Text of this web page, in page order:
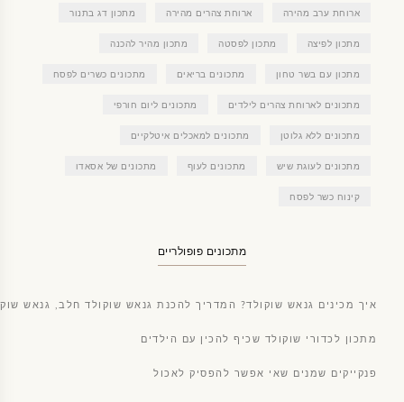
ארוחת ערב מהירה ארוחת צהרים מהירה מתכון דג בתנור
מתכון לפיצה מתכון לפסטה מתכון מהיר להכנה
מתכון עם בשר טחון מתכונים בריאים מתכונים כשרים לפסח
מתכונים לארוחת צהרים לילדים מתכונים ליום חורפי
מתכונים ללא גלוטן מתכונים למאכלים איטלקיים
מתכונים לעוגת שיש מתכונים לעוף מתכונים של אסאדו
קינוח כשר לפסח
מתכונים פופולריים
איך מכינים גנאש שוקולד? המדריך להכנת גנאש שוקולד חלב, גנאש
מתכון לכדורי שוקולד שכיף להכין עם הילדים
פנקייקים שמנים שאי אפשר להפסיק לאכול